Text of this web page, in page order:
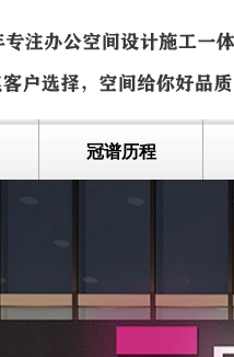
冠谱历程